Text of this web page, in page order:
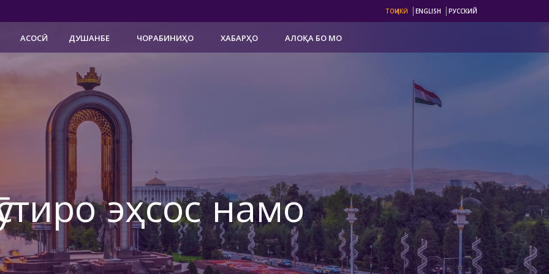
ТОҶИКӢ | ENGLISH | РУССКИЙ
АСОСӢ ДУШАНБЕ ЧОРАБИНИҲО ХАБАРҲО АЛОҚА БО МО
эҳсос намо